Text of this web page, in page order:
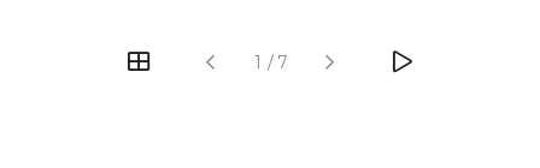
1 / 7